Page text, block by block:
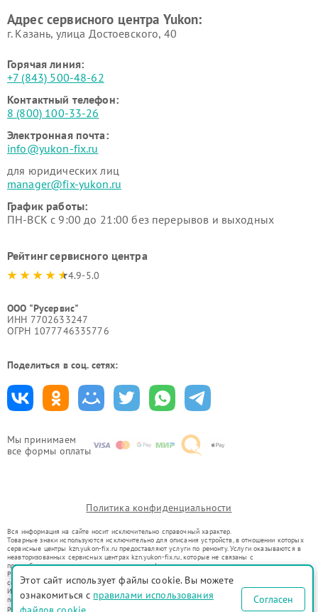
Мы принимаем
все формы оплаты
Адрес сервисного центра Yukon:
г. Казань, улица Достоевского, 40
Горячая линия:
+7 (843) 500-48-62
Контактный телефон:
8 (800) 100-33-26
Электронная почта:
info@yukon-fix.ru
для юридических лиц
manager@fix-yukon.ru
График работы:
ПН-ВСК с 9:00 до 21:00 без перерывов и выходных
Рейтинг сервисного центра
4.9-5.0
ООО "Русервис"
ИНН 7702633247
ОГРН 1077746335776
Поделиться в соц. сетях:
Политика конфиденциальности
Вся информация на сайте носит исключительно справочный характер.
Товарные знаки используются исключительно для описания устройств, в отношении которых
сервисные центры kzn.yukon-fix.ru предоставляют услуги по ремонту. Услуги оказываются в
неавторизованных сервисных центрах kzn.yukon-fix.ru, которые не связаны с
правообладателями товарных знаков или их официальными представителями.
Ремонт осуществляется для устройств, уже введенных в гражданский оборот в соответствии
со статьей 1487 ГК РФ.
Использование товарных знаков не преследует цели индивидуализации услуг или введения
потребителей в заблуждение, а служит для информирования о предоставляемых услугах по
ремонту техники указанных брендов.
Этот сайт использует файлы cookie. Вы можете
ознакомиться с правилами использования
Согласен